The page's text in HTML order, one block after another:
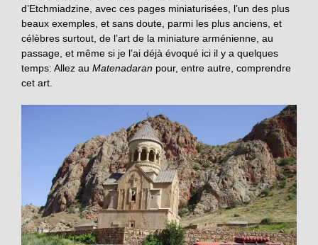
d’Etchmiadzine, avec ces pages miniaturisées, l’un des plus
beaux exemples, et sans doute, parmi les plus anciens, et
célèbres surtout, de l’art de la miniature arménienne, au
passage, et même si je l’ai déjà évoqué ici il y a quelques
temps: Allez au Matenadaran pour, entre autre, comprendre
cet art.